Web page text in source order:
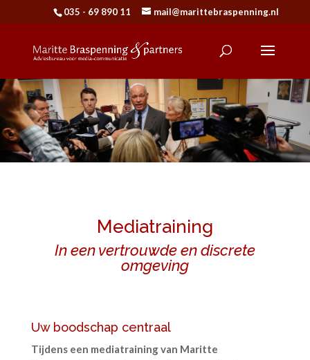
035 - 69 890 11 mail@marittebraspenning.nl
Mediatraining
In een vertrouwde en discrete
omgeving
Uw boodschap centraal
Tijdens een mediatraining van Maritte